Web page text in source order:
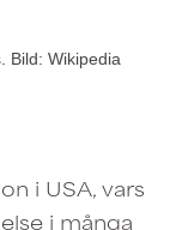
Bild: Wikipedia
i USA, vars
i många